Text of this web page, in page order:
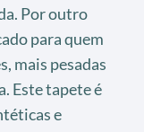
Por outro
para quem
mais pesadas
Este tapete é
e